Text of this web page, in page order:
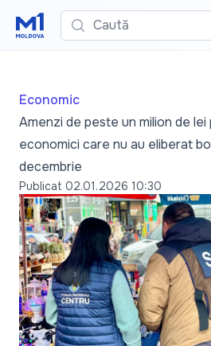
Caută
Economic
Amenzi de peste un milion de
economici care nu au eliberat
decembrie
Publicat 02.01.2026 10:30